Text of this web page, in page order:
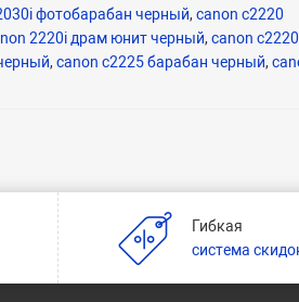
фотобарабан черный, canon c2220
2220i драм юнит черный, canon
, canon c2225 барабан черный,
Гибкая
система